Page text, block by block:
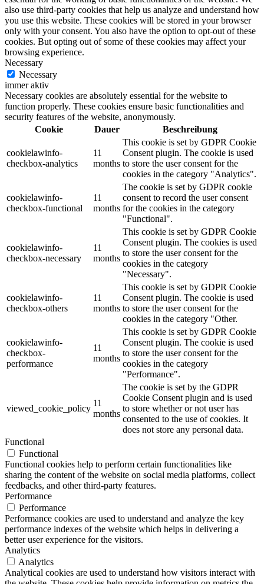
also use third-party cookies that help us analyze and understand how
you use this website. These cookies will be stored in your browser
only with your consent. You also have the option to opt-out of these
cookies. But opting out of some of these cookies may affect your
browsing experience.
Necessary
Necessary
immer aktiv
Necessary cookies are absolutely essential for the website to
function properly. These cookies ensure basic functionalities and
security features of the website, anonymously.
Cookie
Dauer Beschreibung
cookielawinfo-
checkbox-analytics
11
months
This cookie is set by GDPR Cookie
Consent plugin. The cookie is used
to store the user consent for the
cookies in the category "Analytics".
cookielawinfo-
checkbox-functional
11
months
The cookie is set by GDPR cookie
consent to record the user consent
for the cookies in the category
"Functional".
cookielawinfo-
checkbox-necessary
11
months
This cookie is set by GDPR Cookie
Consent plugin. The cookies is used
to store the user consent for the
cookies in the category
"Necessary".
cookielawinfo-
checkbox-others
11
months
This cookie is set by GDPR Cookie
Consent plugin. The cookie is used
to store the user consent for the
cookies in the category "Other.
cookielawinfo-
checkbox-
performance
11
months
This cookie is set by GDPR Cookie
Consent plugin. The cookie is used
to store the user consent for the
cookies in the category
"Performance".
viewed_cookie_policy
11
months
The cookie is set by the GDPR
Cookie Consent plugin and is used
to store whether or not user has
consented to the use of cookies. It
does not store any personal data.
Functional
Functional
Functional cookies help to perform certain functionalities like
sharing the content of the website on social media platforms, collect
feedbacks, and other third-party features.
Performance
Performance
Performance cookies are used to understand and analyze the key
performance indexes of the website which helps in delivering a
better user experience for the visitors.
Analytics
Analytics
Analytical cookies are used to understand how visitors interact with